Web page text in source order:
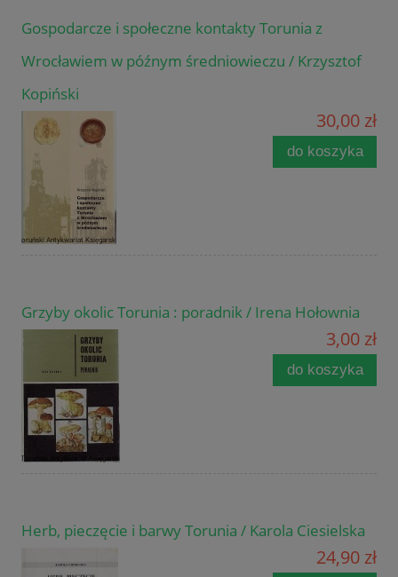
Gospodarcze i społeczne kontakty Torunia z
Wrocławiem w późnym średniowieczu / Krzysztof
Kopiński
30,00 zł
do koszyka
Grzyby okolic Torunia : poradnik / Irena Hołownia
3,00 zł
do koszyka
Herb, pieczęcie i barwy Torunia / Karola Ciesielska
24,90 zł